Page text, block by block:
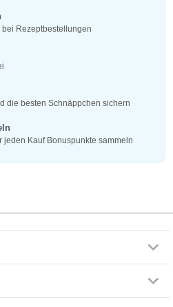
Rezeptbestellungen
die besten Schnäppchen sichern
jeden Kauf Bonuspunkte sammeln